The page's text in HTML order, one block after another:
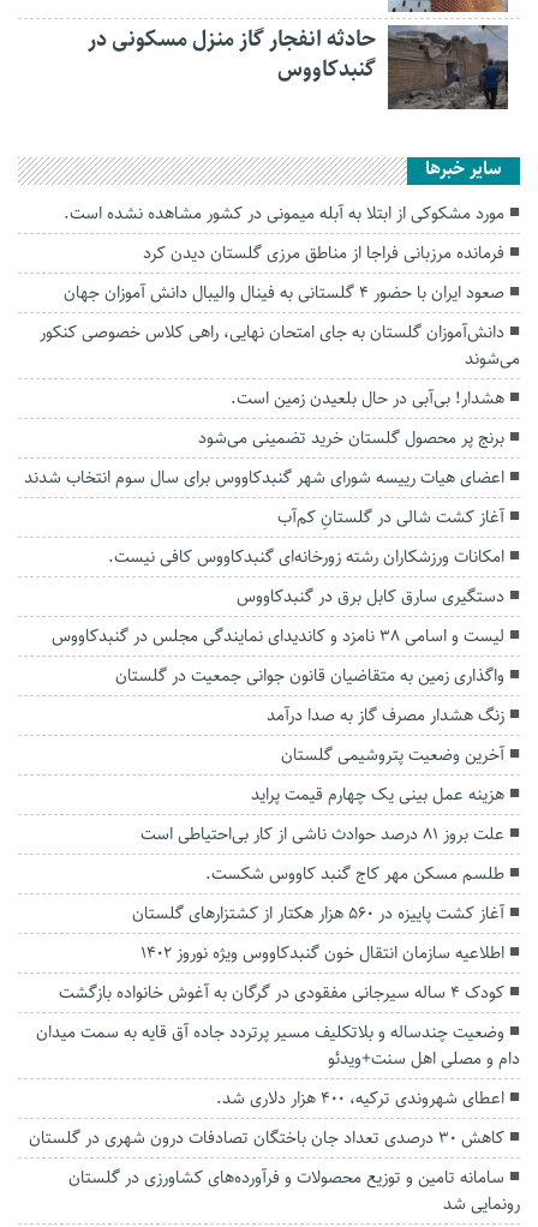
حادثه انفجار گاز منزل مسکونی در
گنبدکاووس
سایر خبرها
مورد مشکوکی از ابتلا به آبله میمونی در کشور مشاهده نشده است.
فرمانده مرزبانی فراجا از مناطق مرزی گلستان دیدن کرد
صعود ایران با حضور ۴ گلستانی به فینال والیبال دانش آموزان جهان
دانش‌آموزان گلستان به جای امتحان نهایی، راهی کلاس‌ خصوصی کنکور
می‌شوند
هشدار! بی‌آبی در حال بلعیدن زمین است.
برنج پر محصول گلستان خرید تضمینی می‌شود
اعضای هیات رییسه شورای شهر گنبدکاووس برای سال سوم انتخاب شدند
آغاز کشت شالی در گلستانِ کم‌آب
امکانات ورزشکاران رشته زورخانه‌ای گنبدکاووس کافی نیست.
دستگیری سارق کابل برق در گنبدکاووس
لیست و اسامی ۳۸ نامزد و کاندیدای نمایندگی مجلس در گنبدکاووس
واگذاری زمین به متقاضیان قانون جوانی جمعیت در گلستان
زنگ هشدار مصرف گاز به صدا درآمد
آخرین وضعیت پتروشیمی گلستان
هزینه عمل بینی یک چهارم قیمت پراید
علت بروز ۸۱ درصد حوادث ناشی از کار بی‌احتیاطی است
طلسم مسکن مهر کاج گنبد کاووس شکست.
آغاز کشت پاییزه در ۵۶۰ هزار هکتار از کشتزارهای گلستان
اطلاعیه سازمان انتقال خون گنبدکاووس ویژه نوروز 1402
کودک ۴ ساله سیرجانی مفقودی در گرگان به آغوش خانواده بازگشت
وضعیت چندساله و بلاتکلیف مسیر پرتردد جاده آق قایه به سمت میدان
دام و مصلی اهل سنت+ویدئو
اعطای شهروندی ترکیه، 400 هزار دلاری شد.
کاهش ۳۰ درصدی تعداد جان باختگان تصادفات درون شهری در گلستان
سامانه تامین و توزیع محصولات و فرآورده‌های کشاورزی در گلستان
رونمایی شد